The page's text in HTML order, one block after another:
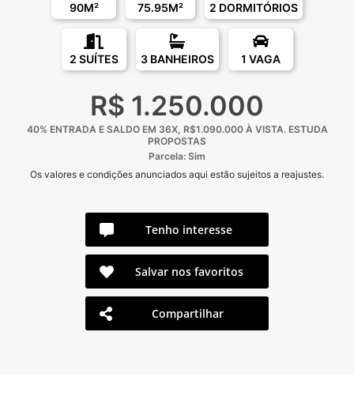
90M² 75.95M² 2 DORMITÓRIOS
2 SUÍTES 3 BANHEIROS 1 VAGA
R$ 1.250.000
40% ENTRADA E SALDO EM 36X, R$1.090.000 À VISTA. ESTUDA
PROPOSTAS
Parcela: Sim
Os valores e condições anunciados aqui estão sujeitos a reajustes.
Tenho interesse
Salvar nos favoritos
Compartilhar